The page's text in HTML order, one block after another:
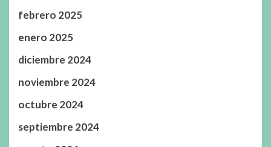
febrero 2025
enero 2025
diciembre 2024
noviembre 2024
octubre 2024
septiembre 2024